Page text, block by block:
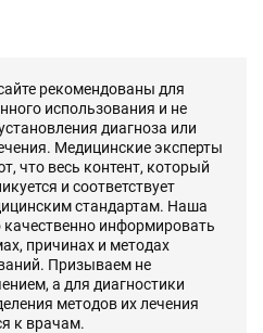
рекомендованы для
использования и не
диагноза или
Медицинские эксперты
что весь контент, который
и соответствует
стандартам. Наша
информировать
причинах и методах
Призываем не
а для диагностики
методов их лечения
к врачам.